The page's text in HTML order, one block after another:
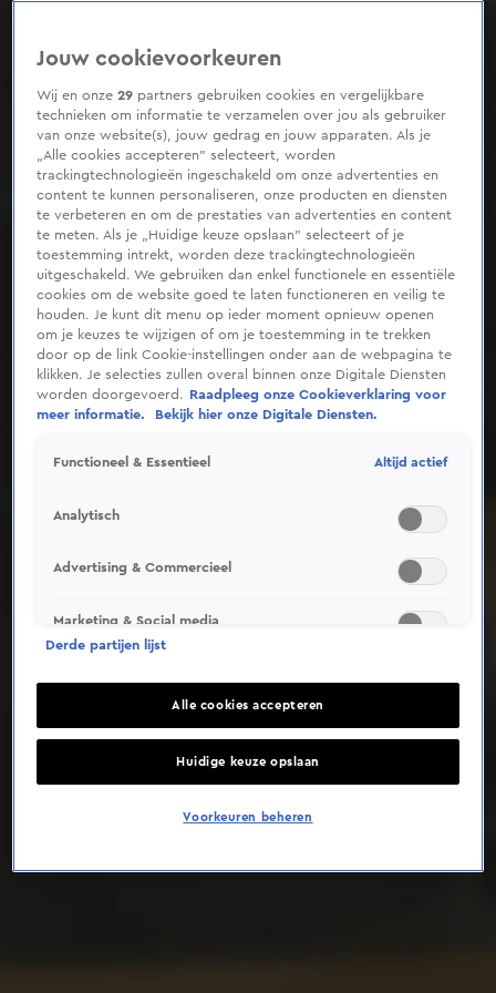
seconds
Deze video is niet beschikbaar op je huidige locatie
Jouw cookievoorkeuren
Wij en onze29 partners gebruiken cookies en vergelijkbare
technieken om informatie te verzamelen over jou als gebruiker
van onze website(s), jouw gedrag en jouw apparaten. Als je
„Alle cookies accepteren” selecteert, worden
trackingtechnologieën ingeschakeld om onze advertenties en
content te kunnen personaliseren, onze producten en diensten
te verbeteren en om de prestaties van advertenties en content
te meten. Als je „Huidige keuze opslaan” selecteert of je
toestemming intrekt, worden deze trackingtechnologieën
uitgeschakeld. We gebruiken dan enkel functionele en essentiële
cookies om de website goed te laten functioneren en veilig te
houden. Je kunt dit menu op ieder moment opnieuw openen
om je keuzes te wijzigen of om je toestemming in te trekken
door op de link Cookie-instellingen onder aan de webpagina te
klikken. Je selecties zullen overal binnen onze Digitale Diensten
worden doorgevoerd.
Raadpleeg onze Cookieverklaring voor
meer informatie.
Bekijk hier onze Digitale Diensten.
Functioneel & Essentieel Altijd actief
Analytisch
Advertising & Commercieel
Marketing & Social media
Derde partijen lijst
Alle cookies accepteren
Huidige keuze opslaan
Voorkeuren beheren